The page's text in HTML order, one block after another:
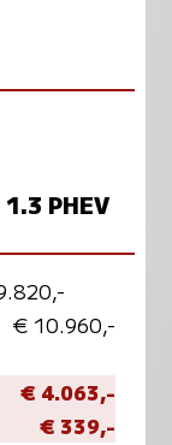
PHEV
€ 10.960,-
€ 4.063,-
€ 339,-